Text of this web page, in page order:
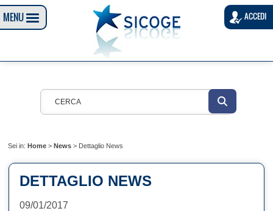
MENU ACCEDI
Sei in:Home >News > Dettaglio News
DETTAGLIO NEWS
09/01/2017